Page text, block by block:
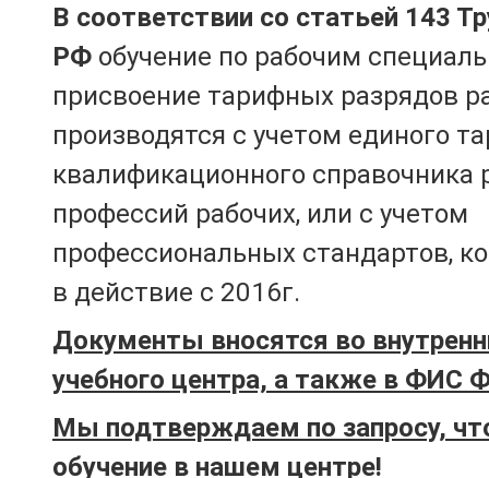
В соответствии со статьей 143
РФ обучение по рабочим
присвоение тарифных разрядов
производятся с учетом единого
квалификационного справочника
профессий рабочих, или с учетом
профессиональных стандартов,
в действие с 2016г.
Документы вносятся во
учебного центра, а также в ФИС
Мы подтверждаем по запросу,
обучение в нашем центре!